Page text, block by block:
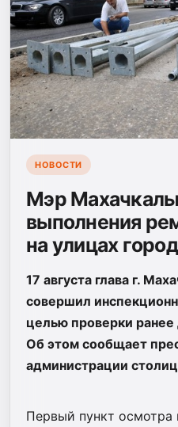
НОВОСТИ
Мэр
выполнения
на улицах
17 августа глава г.
совершил
целью проверки
Об этом сообщает
администрации
Первый пункт осмотра